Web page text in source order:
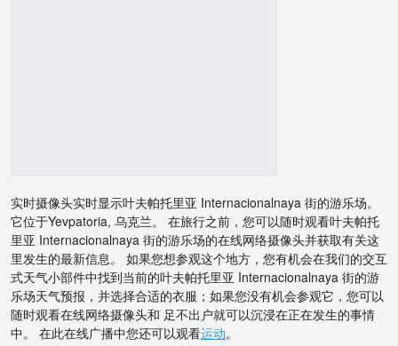
实时摄像头实时显示叶夫帕托里亚 Internacionalnaya 街的游乐场。
它位于Yevpatoria, 乌克兰。 在旅行之前，您可以随时观看叶夫帕托
里亚 Internacionalnaya 街的游乐场的在线网络摄像头并获取有关这
里发生的最新信息。 如果您想参观这个地方，您有机会在我们的交互
式天气小部件中找到当前的叶夫帕托里亚 Internacionalnaya 街的游
乐场天气预报，并选择合适的衣服；如果您没有机会参观它，您可以
随时观看在线网络摄像头和 足不出户就可以沉浸在正在发生的事情
中。 在此在线广播中您还可以观看运动。